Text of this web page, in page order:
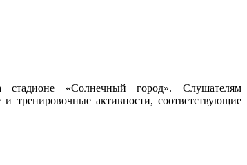
«Солнечный город». Слушателям
тренировочные активности, соответствующие